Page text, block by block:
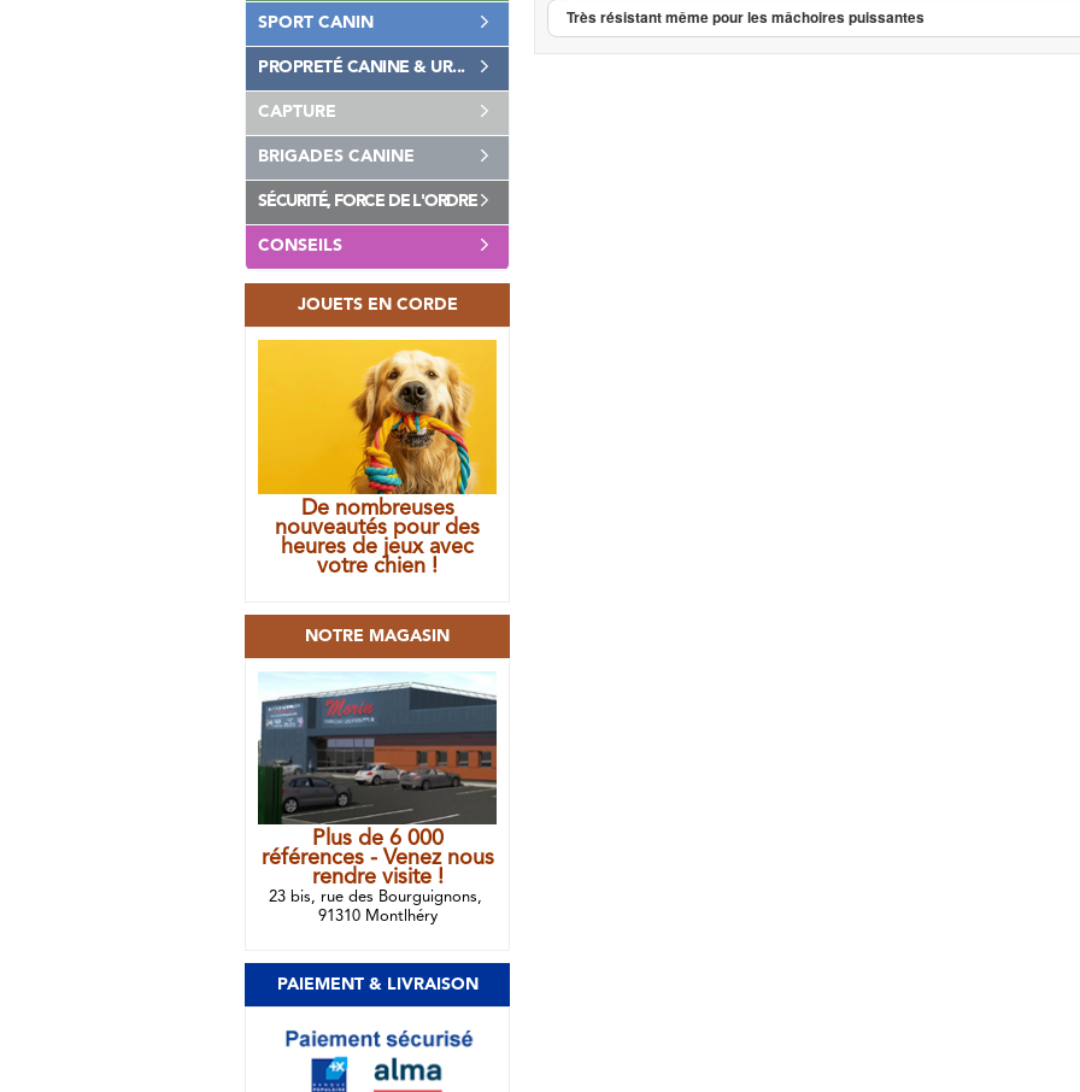
SPORT CANIN
PROPRETÉ CANINE & UR...
CAPTURE
BRIGADES CANINE
SÉCURITÉ, FORCE DE L'ORDRE
CONSEILS
JOUETS EN CORDE
De nombreuses
nouveautés pour des
heures de jeux avec
votre chien !
NOTRE MAGASIN
Plus de 6 000
références - Venez nous
rendre visite !
23 bis, rue des Bourguignons,
91310 Montlhéry
PAIEMENT & LIVRAISON
Très résistant même pour les mâchoires puissantes